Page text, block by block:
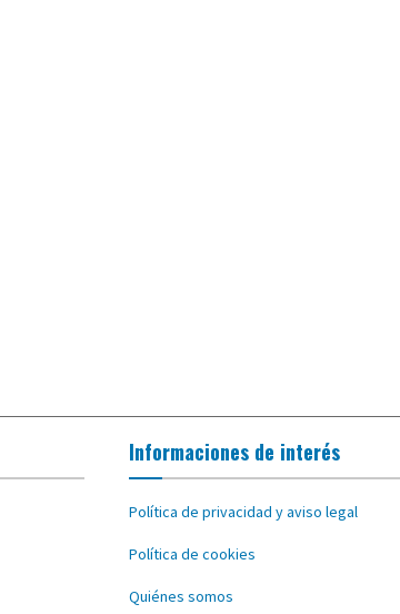
Informaciones de interés
Política de privacidad y aviso legal
Política de cookies
Quiénes somos